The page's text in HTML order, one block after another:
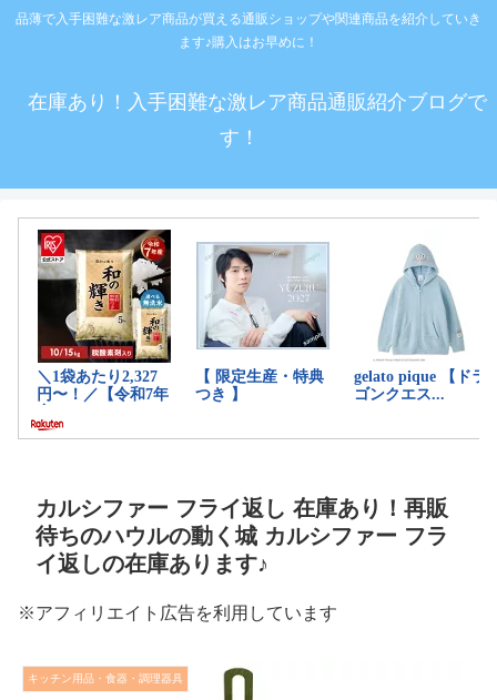
品薄で入手困難な激レア商品が買える通販ショップや関連商品を紹介していき
ます♪購入はお早めに！
在庫あり！入手困難な激レア商品通販紹介ブログで
す！
カルシファー フライ返し 在庫あり！再販
待ちのハウルの動く城 カルシファー フラ
イ返しの在庫あります♪
※アフィリエイト広告を利用しています
キッチン用品・食器・調理器具